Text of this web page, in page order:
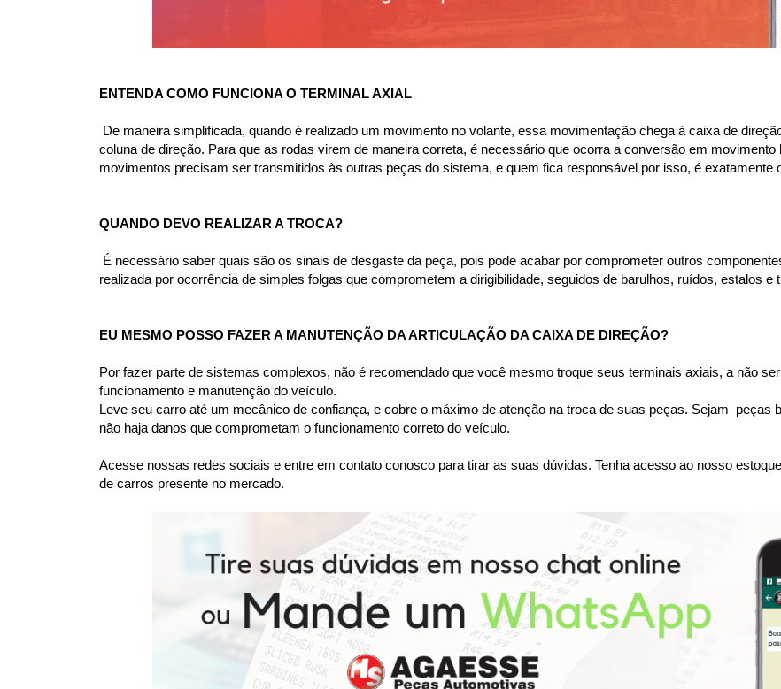
ENTENDA COMO FUNCIONA O TERMINAL AXIAL
De maneira simplificada, quando é realizado um movimento no volante, essa movimentação chega à caixa de
coluna de direção. Para que as rodas virem de maneira correta, é necessário que ocorra a conversão em
movimentos precisam ser transmitidos às outras peças do sistema, e quem fica responsável por isso, é exatamente
QUANDO DEVO REALIZAR A TROCA?
É necessário saber quais são os sinais de desgaste da peça, pois pode acabar por comprometer outros
realizada por ocorrência de simples folgas que comprometem a dirigibilidade, seguidos de barulhos, ruídos, estalos e
EU MESMO POSSO FAZER A MANUTENÇÃO DA ARTICULAÇÃO DA CAIXA DE DIREÇÃO?
Por fazer parte de sistemas complexos, não é recomendado que você mesmo troque seus terminais axiais, a não
funcionamento e manutenção do veículo.
Leve seu carro até um mecânico de confiança, e cobre o máximo de atenção na troca de suas peças. Sejam  peças
não haja danos que comprometam o funcionamento correto do veículo.
Acesse nossas redes sociais e entre em contato conosco para tirar as suas dúvidas. Tenha acesso ao nosso
de carros presente no mercado.